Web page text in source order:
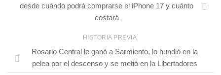
desde cuándo podrá comprarse el iPhone 17 y cuánto
costará
HISTORIA PREVIA
Rosario Central le ganó a Sarmiento, lo hundió en la
pelea por el descenso y se metió en la Libertadores